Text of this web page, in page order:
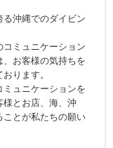
沖縄でのダイビン
コミュニケーション
、お客様の気持ちを
ります。
ュニケーションを
様とお店、海、沖
ことが私たちの願い